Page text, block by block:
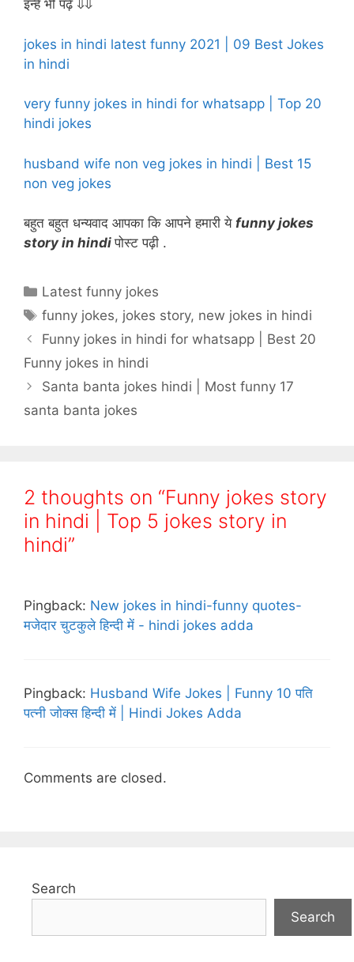
इन्हें भी पढ़े ⇓⇓
jokes in hindi latest funny 2021 | 09 Best Jokes
in hindi
very funny jokes in hindi for whatsapp | Top 20
hindi jokes
husband wife non veg jokes in hindi | Best 15
non veg jokes
बहुत बहुत धन्यवाद आपका कि आपने हमारी ये funny jokes
story in hindiपोस्ट पढ़ी .
Categories
Latest funny jokes
Tags
funny jokes, jokes story, new jokes in hindi
Funny jokes in hindi for whatsapp | Best 20
Funny jokes in hindi
Santa banta jokes hindi | Most funny 17
santa banta jokes
2 thoughts on “Funny jokes story
in hindi | Top 5 jokes story in
hindi”
Pingback: New jokes in hindi-funny quotes-
मजेदार चुटकुले हिन्दी में - hindi jokes adda
Pingback: Husband Wife Jokes | Funny 10 पति
पत्नी जोक्स हिन्दी में | Hindi Jokes Adda
Comments are closed.
Search
Search